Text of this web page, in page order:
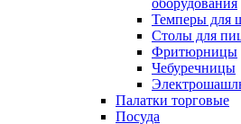
оборудования
Темперы для
Столы для
Фритюрницы
Чебуречницы
Палатки торговые
Посуда